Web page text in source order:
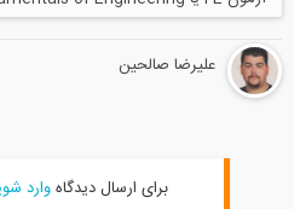
18 علیرضا صالحین
برای ارسال دیدگاهوارد